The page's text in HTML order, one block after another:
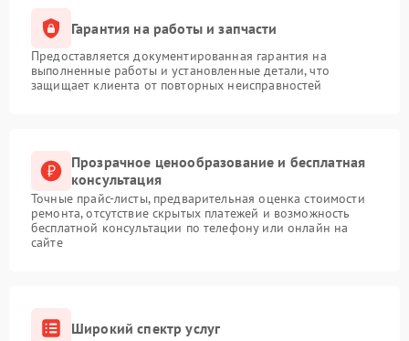
Гарантия на работы и запчасти
Предоставляется документированная гарантия на
выполненные работы и установленные детали, что
защищает клиента от повторных неисправностей
Прозрачное ценообразование и бесплатная
консультация
Точные прайс-листы, предварительная оценка стоимости
ремонта, отсутствие скрытых платежей и возможность
бесплатной консультации по телефону или онлайн на
сайте
Широкий спектр услуг